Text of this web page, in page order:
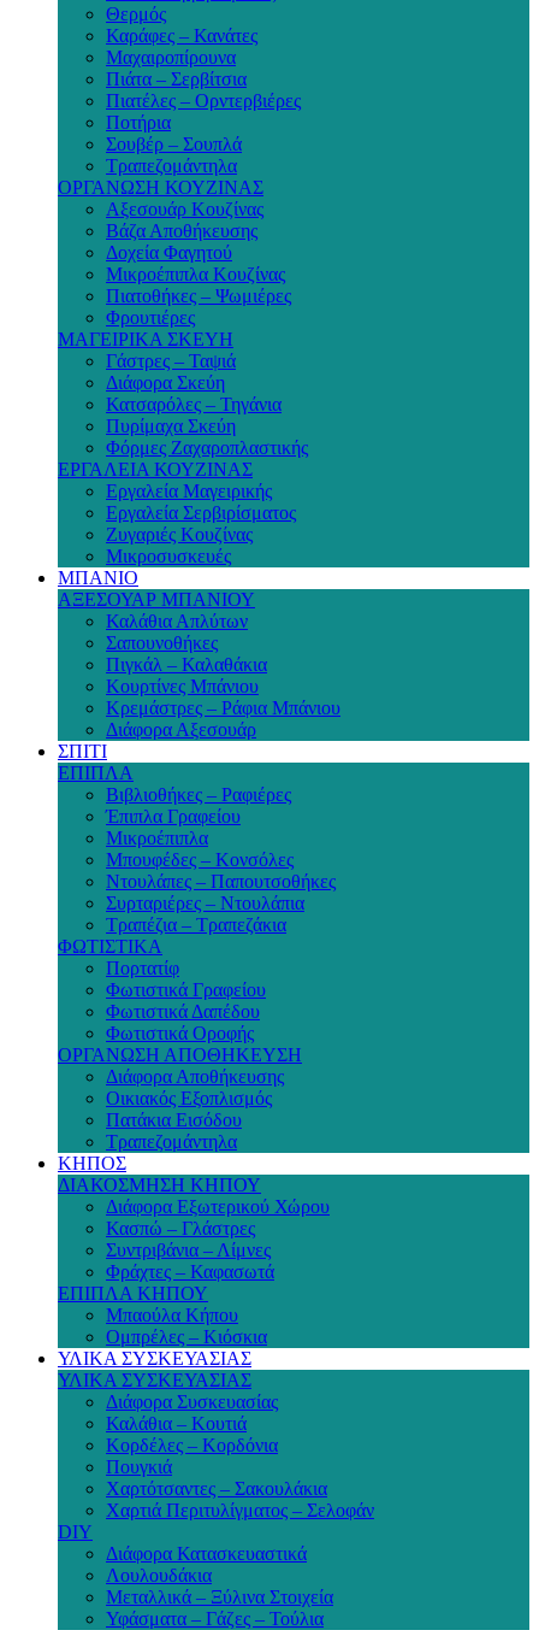
Θερμός
Καράφες – Κανάτες
Μαχαιροπίρουνα
Πιάτα – Σερβίτσια
Πιατέλες – Ορντερβιέρες
Ποτήρια
Σουβέρ – Σουπλά
Τραπεζομάντηλα
ΟΡΓΑΝΩΣΗ ΚΟΥΖΙΝΑΣ
Αξεσουάρ Κουζίνας
Βάζα Αποθήκευσης
Δοχεία Φαγητού
Μικροέπιπλα Κουζίνας
Πιατοθήκες – Ψωμιέρες
Φρουτιέρες
ΜΑΓΕΙΡΙΚΑ ΣΚΕΥΗ
Γάστρες – Ταψιά
Διάφορα Σκεύη
Κατσαρόλες – Τηγάνια
Πυρίμαχα Σκεύη
Φόρμες Ζαχαροπλαστικής
ΕΡΓΑΛΕΙΑ ΚΟΥΖΙΝΑΣ
Εργαλεία Μαγειρικής
Εργαλεία Σερβιρίσματος
Ζυγαριές Κουζίνας
Μικροσυσκευές
ΜΠΑΝΙΟ
ΑΞΕΣΟΥΑΡ ΜΠΑΝΙΟΥ
Καλάθια Απλύτων
Σαπουνοθήκες
Πιγκάλ – Καλαθάκια
Κουρτίνες Μπάνιου
Κρεμάστρες – Ράφια Μπάνιου
Διάφορα Αξεσουάρ
ΣΠΙΤΙ
ΕΠΙΠΛΑ
Βιβλιοθήκες – Ραφιέρες
Έπιπλα Γραφείου
Μικροέπιπλα
Μπουφέδες – Κονσόλες
Ντουλάπες – Παπουτσοθήκες
Συρταριέρες – Ντουλάπια
Τραπέζια – Τραπεζάκια
ΦΩΤΙΣΤΙΚΑ
Πορτατίφ
Φωτιστικά Γραφείου
Φωτιστικά Δαπέδου
Φωτιστικά Οροφής
ΟΡΓΑΝΩΣΗ ΑΠΟΘΗΚΕΥΣΗ
Διάφορα Αποθήκευσης
Οικιακός Εξοπλισμός
Πατάκια Εισόδου
Τραπεζομάντηλα
ΚΗΠΟΣ
ΔΙΑΚΟΣΜΗΣΗ ΚΗΠΟΥ
Διάφορα Εξωτερικού Χώρου
Κασπώ – Γλάστρες
Συντριβάνια – Λίμνες
Φράχτες – Καφασωτά
ΕΠΙΠΛΑ ΚΗΠΟΥ
Μπαούλα Κήπου
Ομπρέλες – Κιόσκια
ΥΛΙΚΑ ΣΥΣΚΕΥΑΣΙΑΣ
ΥΛΙΚΑ ΣΥΣΚΕΥΑΣΙΑΣ
Διάφορα Συσκευασίας
Καλάθια – Κουτιά
Κορδέλες – Κορδόνια
Πουγκιά
Χαρτότσαντες – Σακουλάκια
Χαρτιά Περιτυλίγματος – Σελοφάν
DIY
Διάφορα Κατασκευαστικά
Λουλουδάκια
Μεταλλικά – Ξύλινα Στοιχεία
Υφάσματα – Γάζες – Τούλια